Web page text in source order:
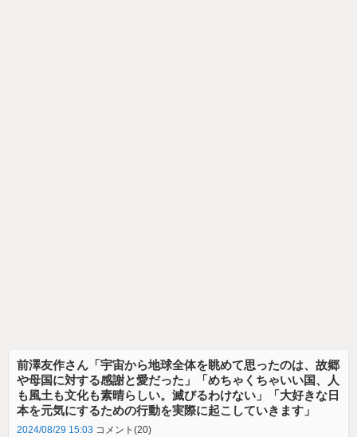
前澤友作さん「宇宙から地球全体を眺めて思ったのは、故郷
や母国に対する感謝と愛だった」「めちゃくちゃいい国、人
も風土も文化も素晴らしい。滅びるわけない」「大好きな日
本を元気にするための行動を実際に起こしていきます」
2024/08/29 15:03 コメント(20)